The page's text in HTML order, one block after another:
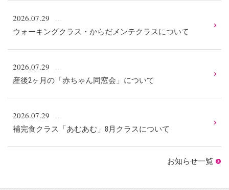
2026.07.29
ウォーキングクラス・からだメンテクラスについて
2026.07.29
産後2ヶ月の「赤ちゃん同窓会」について
2026.07.29
補完食クラス「あむあむ」8月クラスについて
お知らせ一覧